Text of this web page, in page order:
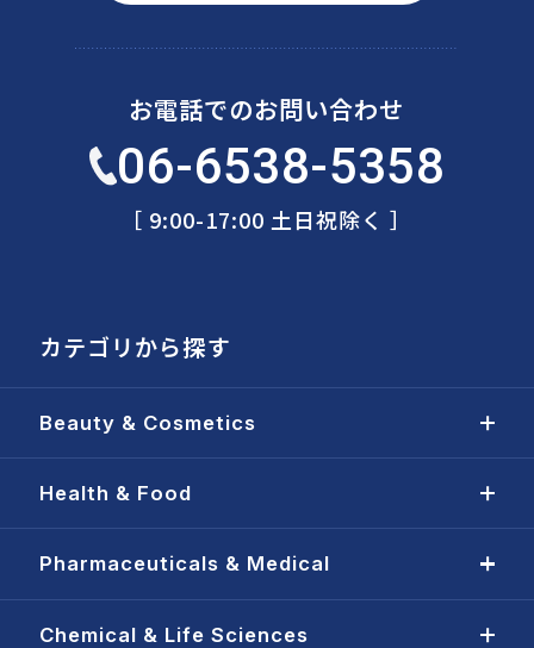
お電話でのお問い合わせ
06-6538-5358
［ 9:00-17:00 土日祝除く ］
カテゴリから探す
Beauty & Cosmetics
Health & Food
Pharmaceuticals & Medical
Chemical & Life Sciences